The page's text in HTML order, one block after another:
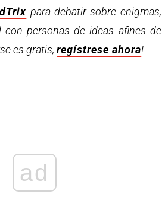
para debatir sobre enigmas,
con personas de ideas afines de
es gratis,regístrese ahora!
ad